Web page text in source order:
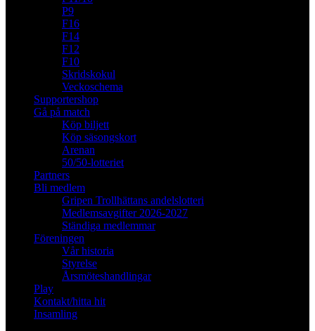
P9
F16
F14
F12
F10
Skridskokul
Veckoschema
Supportershop
Gå på match
Köp biljett
Köp säsongskort
Arenan
50/50-lotteriet
Partners
Bli medlem
Gripen Trollhättans andelslotteri
Medlemsavgifter 2026-2027
Ständiga medlemmar
Föreningen
Vår historia
Styrelse
Årsmöteshandlingar
Play
Kontakt/hitta hit
Insamling